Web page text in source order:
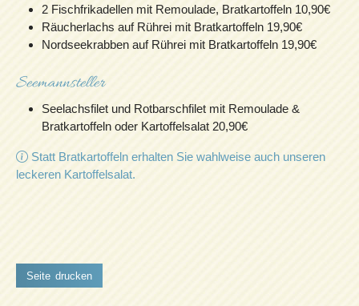
2 Fischfrikadellen mit Remoulade, Bratkartoffeln 10,90€
Räucherlachs auf Rührei mit Bratkartoffeln 19,90€
Nordseekrabben auf Rührei mit Bratkartoffeln 19,90€
Seemannsteller
Seelachsfilet und Rotbarschfilet mit Remoulade &
Bratkartoffeln oder Kartoffelsalat 20,90€
Statt Bratkartoffeln erhalten Sie wahlweise auch unseren
leckeren Kartoffelsalat.
Seite drucken